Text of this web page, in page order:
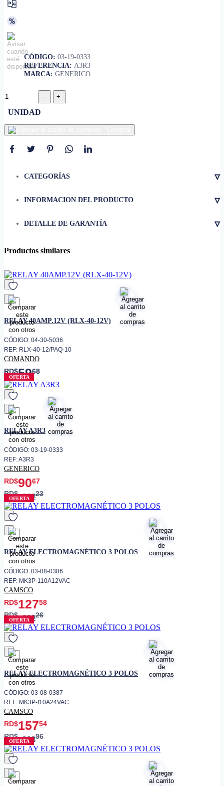
CÓDIGO: 03-19-0333
REFERENCIA: A3R3
MARCA: GENERICO
UNIDAD
CATEGORÍAS ▿
INFORMACION DEL PRODUCTO ▿
DETALLE DE GARANTÍA ▿
Productos similares
favorito
RELAY 40AMP.12V (RLX-40-12V)
CÓDIGO: 04-30-5036
REF: RLX-40-12/PAQ-10
COMANDO
RD$5968
OFERTA
favorito
RELAY A3R3
CÓDIGO: 03-19-0333
REF: A3R3
GENERICO
RD$9067
RD$30223
OFERTA
favorito
RELAY ELECTROMAGNÉTICO 3 POLOS
CÓDIGO: 03-08-0386
REF: MK3P-110A12VAC
CAMSCO
RD$12758
RD$20226
OFERTA
favorito
RELAY ELECTROMAGNÉTICO 3 POLOS
CÓDIGO: 03-08-0387
REF: MK3P-I10A24VAC
CAMSCO
RD$15754
RD$28396
OFERTA